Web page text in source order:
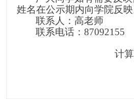
姓名在公示期内向学院反映
联系人：高老师
联系电话： 87092155
计